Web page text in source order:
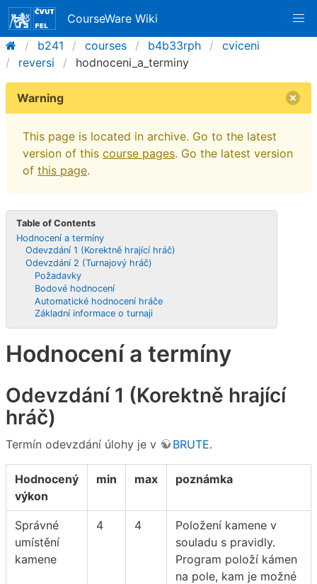
CourseWare Wiki
b241
courses b4b33rph
cviceni
reversi
hodnoceni_a_terminy
Warning
This page is located in archive. Go to the latest
version of this course pages. Go the latest version
of this page.
Table of Contents
Hodnocení a termíny
Odevzdání 1 (Korektně hrající hráč)
Odevzdání 2 (Turnajový hráč)
Požadavky
Bodové hodnocení
Automatické hodnocení hráče
Základní informace o turnaji
Hodnocení a termíny
Odevzdání 1 (Korektně hrající
hráč)
Termín odevzdání úlohy je v BRUTE.
Hodnocený
výkon
min max poznámka
Správné
umístění
kamene
4 4
Položení kamene v
souladu s pravidly.
Program položí kámen
na pole, kam je možné